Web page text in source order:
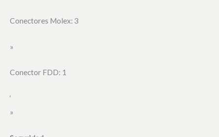
Conectores Molex: 3
»
Conector FDD: 1
‘
»